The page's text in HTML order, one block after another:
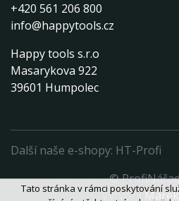
+420 561 206 800
info@happytools.cz
Happy tools s.r.o
Masarykova 922
39601 Humpolec
Další naše e-shopy: HT-Profi
©
Vytvořil
Tato stránka v rámci poskytování